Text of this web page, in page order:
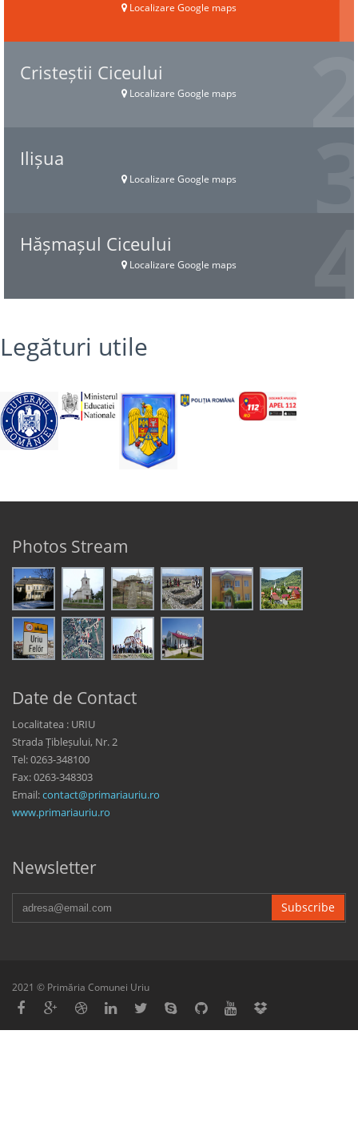
Localizare Google maps
Cristeștii Ciceului
Localizare Google maps
Ilișua
Localizare Google maps
Hășmașul Ciceului
Localizare Google maps
Legături utile
Photos Stream
Date de Contact
Localitatea : URIU
Strada Țibleșului, Nr. 2
Tel: 0263-348100
Fax: 0263-348303
Email:contact@primariauriu.ro
www.primariauriu.ro
Newsletter
Subscribe
2021 © Primăria Comunei Uriu